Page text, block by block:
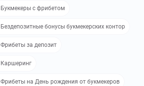
Букмекеры с фрибетом
Бездепозитные бонусы букмекерских контор
Фрибеты за депозит
Каршеринг
Фрибеты на День рождения от букмекеров